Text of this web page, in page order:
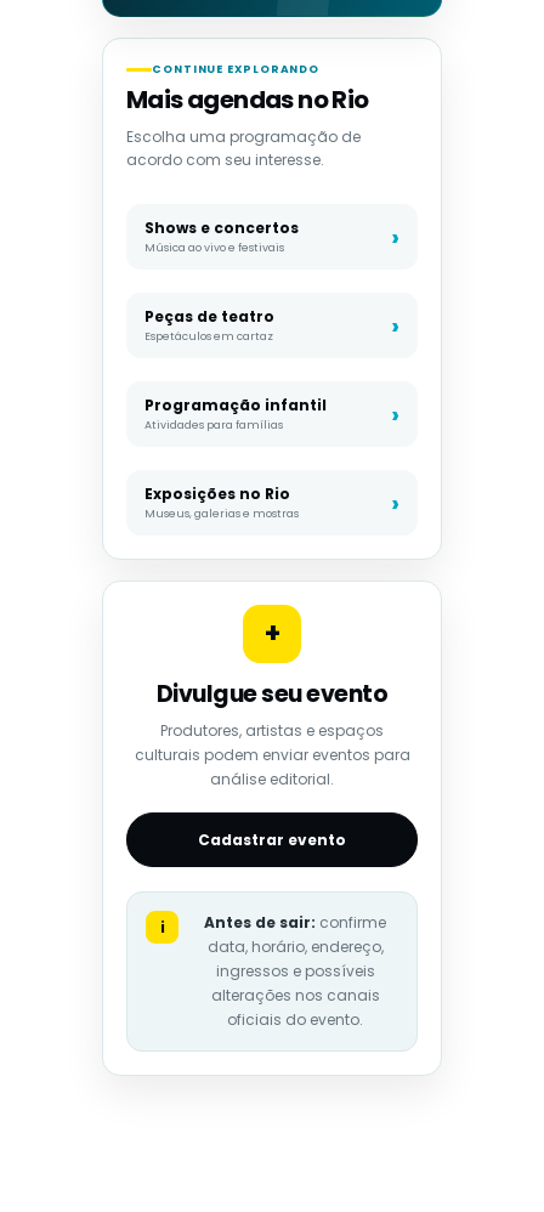
CONTINUE EXPLORANDO
Mais agendas no Rio
Escolha uma programação de
acordo com seu interesse.
Shows e concertos
Música ao vivo e festivais
Peças de teatro
Espetáculos em cartaz
Programação infantil
Atividades para famílias
Exposições no Rio
Museus, galerias e mostras
+
Divulgue seu evento
Produtores, artistas e espaços
culturais podem enviar eventos para
análise editorial.
Cadastrar evento
i Antes de sair: confirme
data, horário, endereço,
ingressos e possíveis
alterações nos canais
oficiais do evento.